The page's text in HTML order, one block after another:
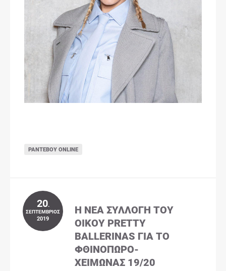
ΡΑΝΤΕΒΟΎ ONLINE
20.
ΣΕΠΤΈΜΒΡΙΟΣ
2019
Η ΝΈΑ ΣΥΛΛΟΓΉ ΤΟΥ
ΟΊΚΟΥ PRETTY
BALLERINAS ΓΙΑ ΤΟ
ΦΘΙΝΌΠΩΡΟ-
ΧΕΙΜΏΝΑΣ 19/20